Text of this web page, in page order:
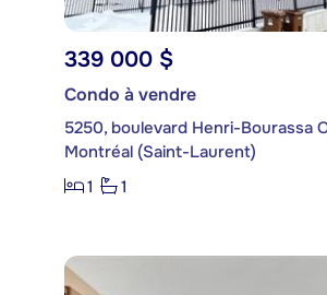
339 000 $
Condo à vendre
Montréal (Saint-Laurent)
1
1